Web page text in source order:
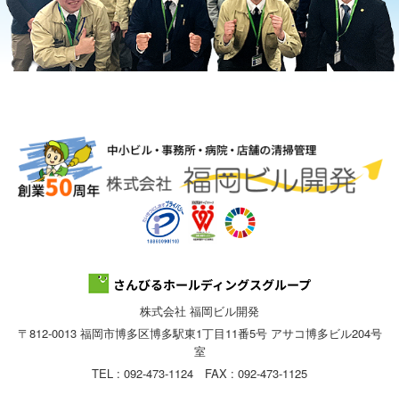
株式会社 福岡ビル開発
〒812-0013 福岡市博多区博多駅東1丁目11番5号 アサコ博多ビル204号
室
TEL : 092-473-1124 FAX : 092-473-1125